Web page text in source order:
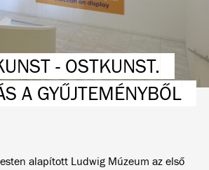
- OSTKUNST.
A GYŰJTEMÉNYBŐL
alapított Ludwig Múzeum az első